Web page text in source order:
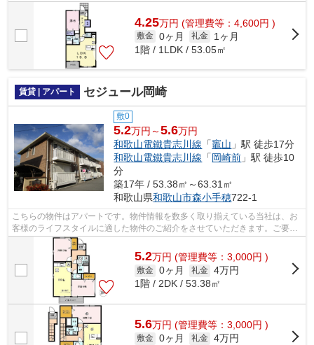
なるのであれば、お気軽にお問い合わ...
4.25万円 (管理費等：4,600円 )
敷金 0ヶ月 礼金
1ヶ月
1階 / 1LDK / 53.05㎡
賃貸 | アパート セジュール岡崎
敷0
5.2万円～5.6万円
和歌山電鐵貴志川線 「竈山 」駅 徒歩17分
和歌山電鐵貴志川線 「岡崎前 」駅 徒歩10
分
築17年 / 53.38㎡～63.31㎡
和歌山県和歌山市森小手穂722-1
こちらの物件はアパートです。物件情報を数多く取り揃えている当社は、お
客様のライフスタイルに適した物件のご紹介をさせていただきます。ご要望
やご不明な点などございましたら、お...
5.2万円 (管理費等：3,000円 )
敷金 0ヶ月 礼金 4万円
1階 / 2DK / 53.38㎡
5.6万円 (管理費等：3,000円 )
敷金 0ヶ月 礼金 4万円